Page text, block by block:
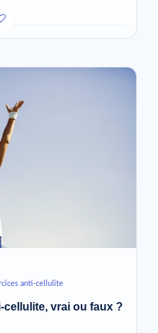
anti-cellulite
cellulite, vrai ou faux ?